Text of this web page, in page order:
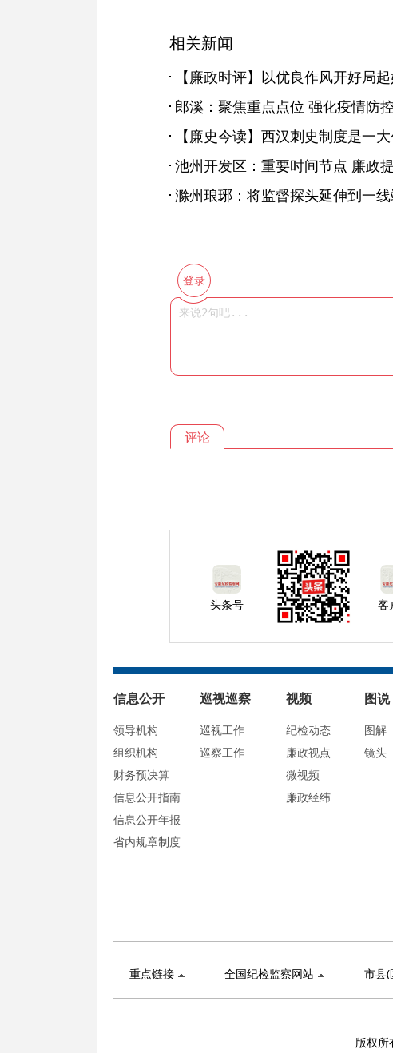
相关新闻
【廉政时评】以优良作风开好局
郎溪：聚焦重点点位 强化疫情防
【廉史今读】西汉刺史制度是一
池州开发区：重要时间节点 廉政
滁州琅琊：将监督探头延伸到一线
登录
评论
头条号 客
信息公开
领导机构
组织机构
财务预决算
信息公开指南
信息公开年报
省内规章制度
巡视巡察
巡视工作
巡察工作
视频
纪检动态
廉政视点
微视频
廉政经纬
图说
图解
镜头
重点链接 全国纪检监察网站 市县(
版权